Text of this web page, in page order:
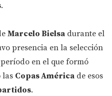
.
Marcelo Bielsa durante el
presencia en la selección
en el que formó
las Copas América de esos
.